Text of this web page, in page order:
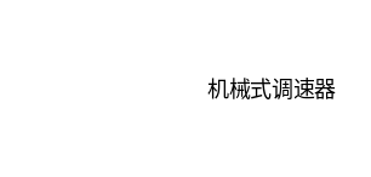
机械式调速器